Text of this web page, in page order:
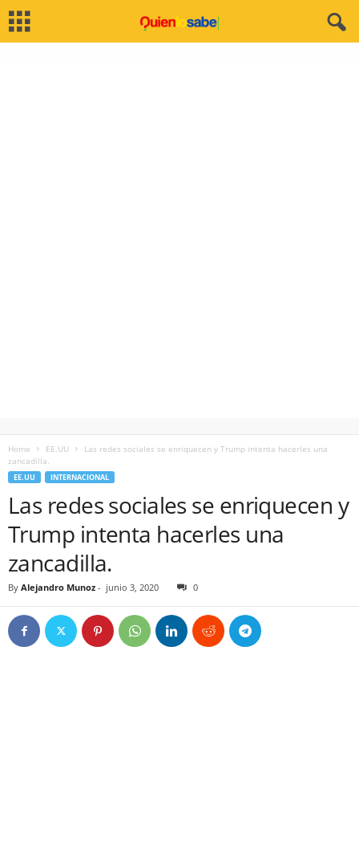
Home EE.UU
Las redes sociales se enriquecen y Trump intenta hacerles una
zancadilla.
EE.UU INTERNACIONAL
Las redes sociales se enriquecen y
Trump intenta hacerles una
zancadilla.
By Alejandro Munoz - junio 3, 2020 0